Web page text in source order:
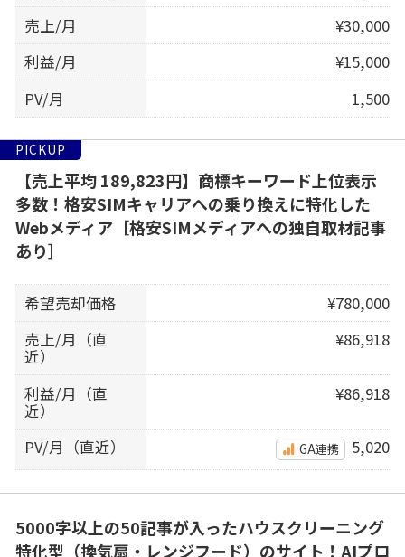
売上/月
¥30,000
利益/月
¥15,000
PV/月
1,500
PICKUP
【売上平均 189,823円】商標キーワード上位表示
多数！格安SIMキャリアへの乗り換えに特化した
Webメディア［格安SIMメディアへの独自取材記事
あり］
希望売却価格
¥780,000
売上/月（直
近）
¥86,918
利益/月（直
近）
¥86,918
PV/月（直近） GA連携 5,020
5000字以上の50記事が入ったハウスクリーニング
特化型（換気扇・レンジフード）のサイト！AIプロ